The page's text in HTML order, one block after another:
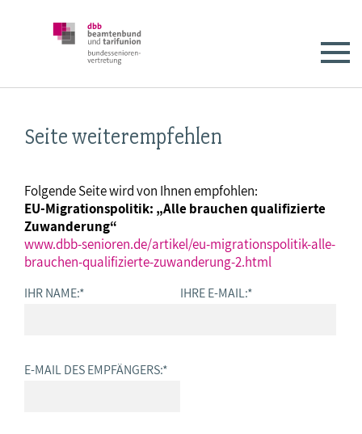
Seite weiterempfehlen
Folgende Seite wird von Ihnen empfohlen:
EU-Migrationspolitik: „Alle brauchen qualifizierte
Zuwanderung“
www.dbb-senioren.de/artikel/eu-migrationspolitik-alle-
brauchen-qualifizierte-zuwanderung-2.html
IHR NAME:* IHRE E-MAIL:*
E-MAIL DES EMPFÄNGERS:*